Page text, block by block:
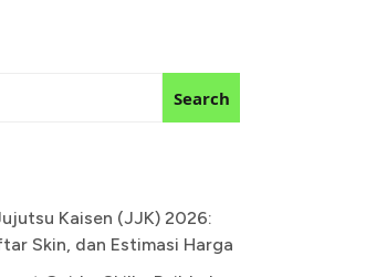
Search
Kaisen (JJK) 2026:
Skin, dan Estimasi Harga